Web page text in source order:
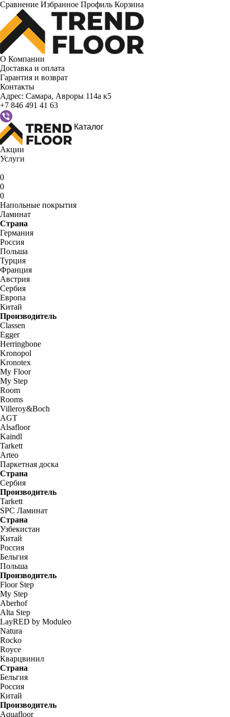
Сравнение Избранное Профиль Корзина
О Компании
Доставка и оплата
Гарантия и возврат
Контакты
Адрес: Самара, Авроры 114а к5
+7 846 491 41 63
Каталог
Акции
Услуги
0
0
0
Напольные покрытия
Ламинат
Страна
Германия
Россия
Польша
Турция
Франция
Австрия
Сербия
Европа
Китай
Производитель
Classen
Egger
Herringbone
Kronopol
Kronotex
My Floor
My Step
Room
Rooms
Villeroy&Boch
AGT
Alsafloor
Kaindl
Tarkett
Arteo
Паркетная доска
Страна
Сербия
Производитель
Tarkett
SPC Ламинат
Страна
Узбекистан
Китай
Россия
Бельгия
Польша
Производитель
Floor Step
My Step
Aberhof
Alta Step
LayRED by Moduleo
Natura
Rocko
Royce
Кварцвинил
Страна
Бельгия
Россия
Китай
Производитель
Aquafloor